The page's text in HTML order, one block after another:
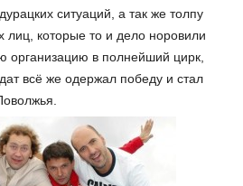
ситуаций, а так же толпу
лиц, которые то и дело норовили
организацию в полнейший цирк,
всё же одержал победу и стал